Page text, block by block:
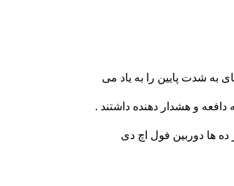
به شدت پایین را به یاد می
دافعه و هشدار دهنده داشتند .
ها دوربین فول اچ دی